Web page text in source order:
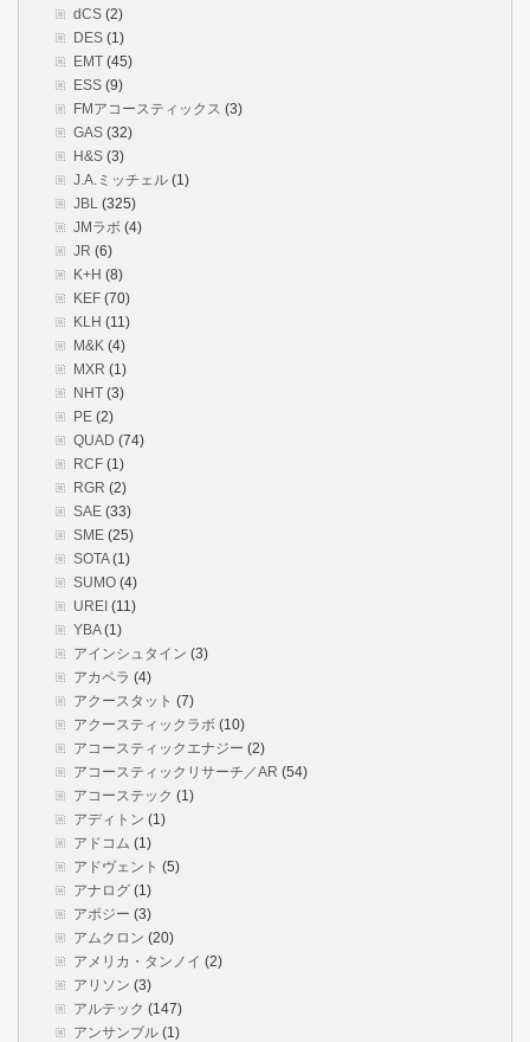
dCS (2)
DES (1)
EMT (45)
ESS (9)
FMアコースティックス (3)
GAS (32)
H&S (3)
J.A.ミッチェル (1)
JBL (325)
JMラボ (4)
JR (6)
K+H (8)
KEF (70)
KLH (11)
M&K (4)
MXR (1)
NHT (3)
PE (2)
QUAD (74)
RCF (1)
RGR (2)
SAE (33)
SME (25)
SOTA(1)
SUMO (4)
UREI (11)
YBA(1)
アインシュタイン (3)
アカペラ (4)
アクースタット (7)
アクースティックラボ (10)
アコースティックエナジー (2)
アコースティックリサーチ／AR (54)
アコーステック (1)
アディトン (1)
アドコム (1)
アドヴェント (5)
アナログ (1)
アポジー (3)
アムクロン (20)
アメリカ・タンノイ (2)
アリソン (3)
アルテック (147)
アンサンブル (1)